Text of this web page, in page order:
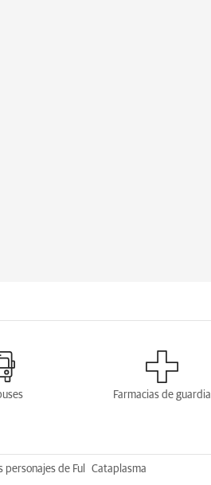
Farmacias de guardia
personajes de Ful Cataplasma